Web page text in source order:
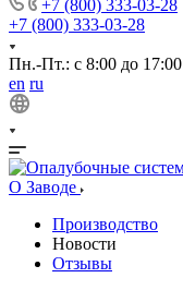
+7 (800) 333-03-28
+7 (800) 333-03-28
Пн.-Пт.: с 8:00 до 17:00
en ru
О Заводе
Производство
Новости
Отзывы